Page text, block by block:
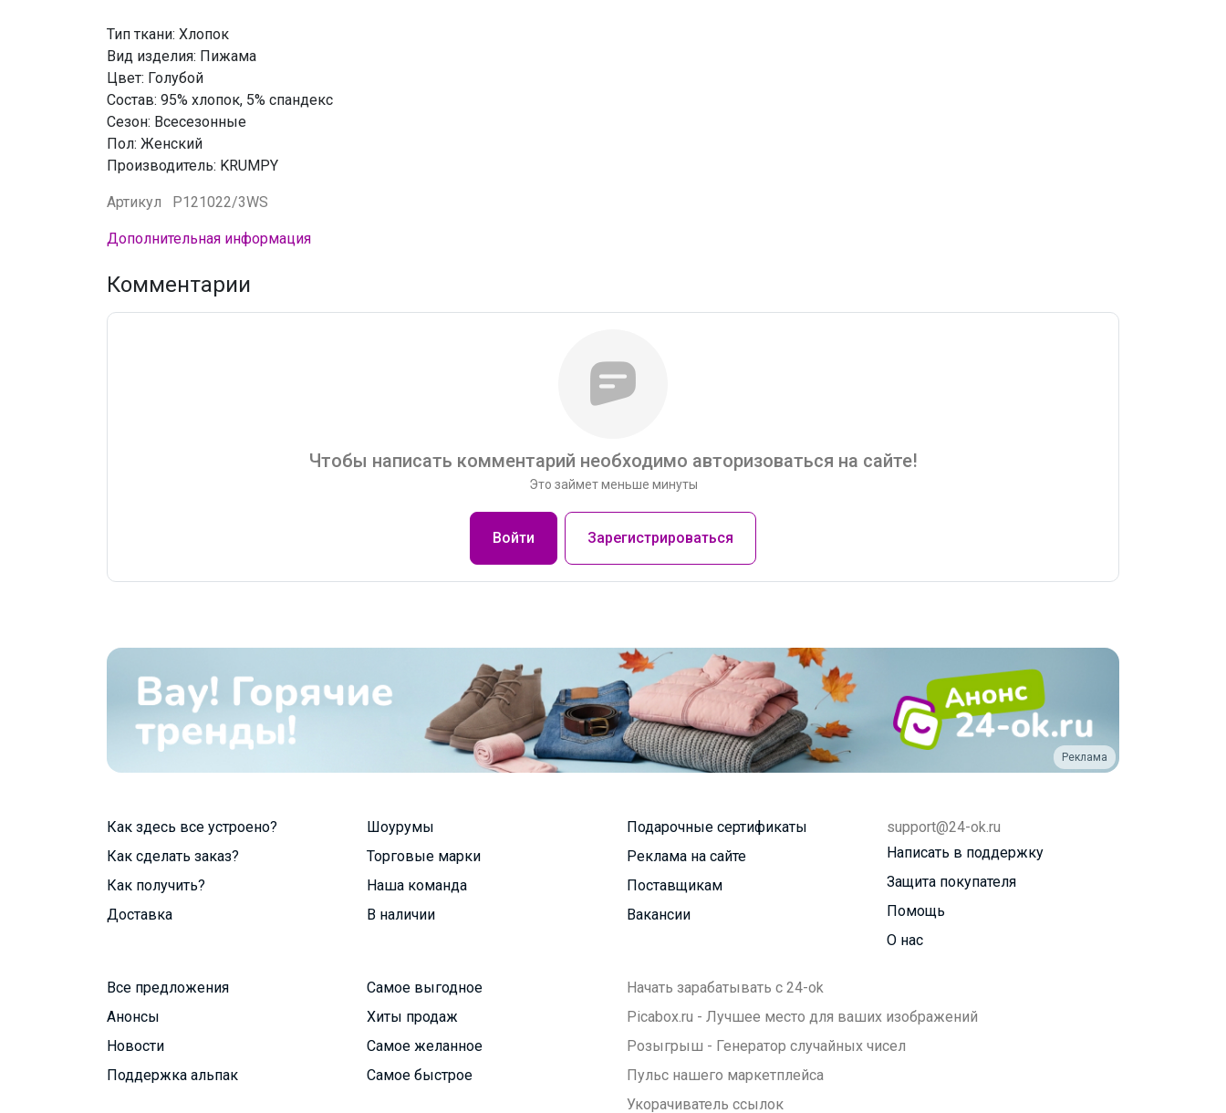
Тип ткани: Хлопок
Вид изделия: Пижама
Цвет: Голубой
Состав: 95% хлопок, 5% спандекс
Сезон: Всесезонные
Пол: Женский
Производитель: KRUMPY
Артикул P121022/3WS
Дополнительная информация
Комментарии
Чтобы написать комментарий необходимо авторизоваться на сайте!
Это займет меньше минуты
Войти Зарегистрироваться
Реклама
Как здесь все устроено?
Как сделать заказ?
Как получить?
Доставка
Шоурумы
Торговые марки
Наша команда
В наличии
Подарочные сертификаты
Реклама на сайте
Поставщикам
Вакансии
support@24-ok.ru
Написать в поддержку
Защита покупателя
Помощь
О нас
Все предложения
Анонсы
Новости
Поддержка альпак
Самое выгодное
Хиты продаж
Самое желанное
Самое быстрое
Начать зарабатывать с 24-ok
Picabox.ru - Лучшее место для ваших изображений
Розыгрыш - Генератор случайных чисел
Пульс нашего маркетплейса
Укорачиватель ссылок